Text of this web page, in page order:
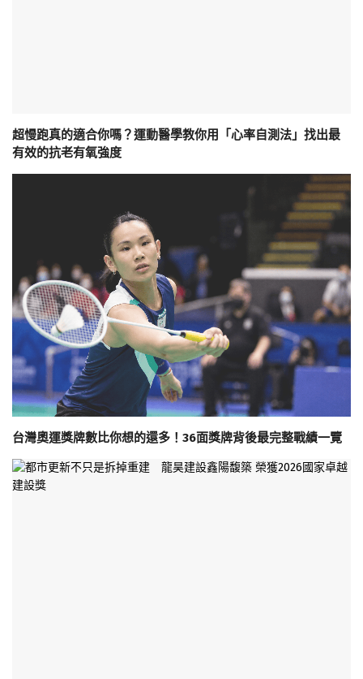
超慢跑真的適合你嗎？運動醫學教你用「心率自測法」找出最
有效的抗老有氧強度
台灣奧運獎牌數比你想的還多！36面獎牌背後最完整戰績一覽